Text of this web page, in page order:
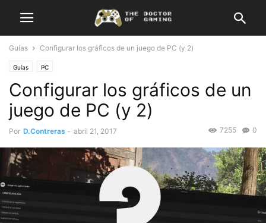
Guías Configurar los gráficos de un juego de PC (y 2)
Guías PC
Configurar los gráficos de un
juego de PC (y 2)
Por D.Contreras - abril 21, 2017 0
7255